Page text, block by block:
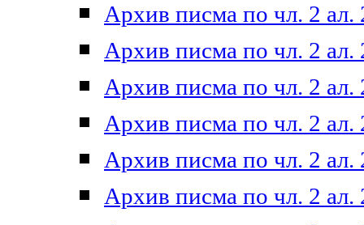
Архив писма по чл. 2 ал.
Архив писма по чл. 2 ал.
Архив писма по чл. 2 ал.
Архив писма по чл. 2 ал.
Архив писма по чл. 2 ал.
Архив писма по чл. 2 ал.